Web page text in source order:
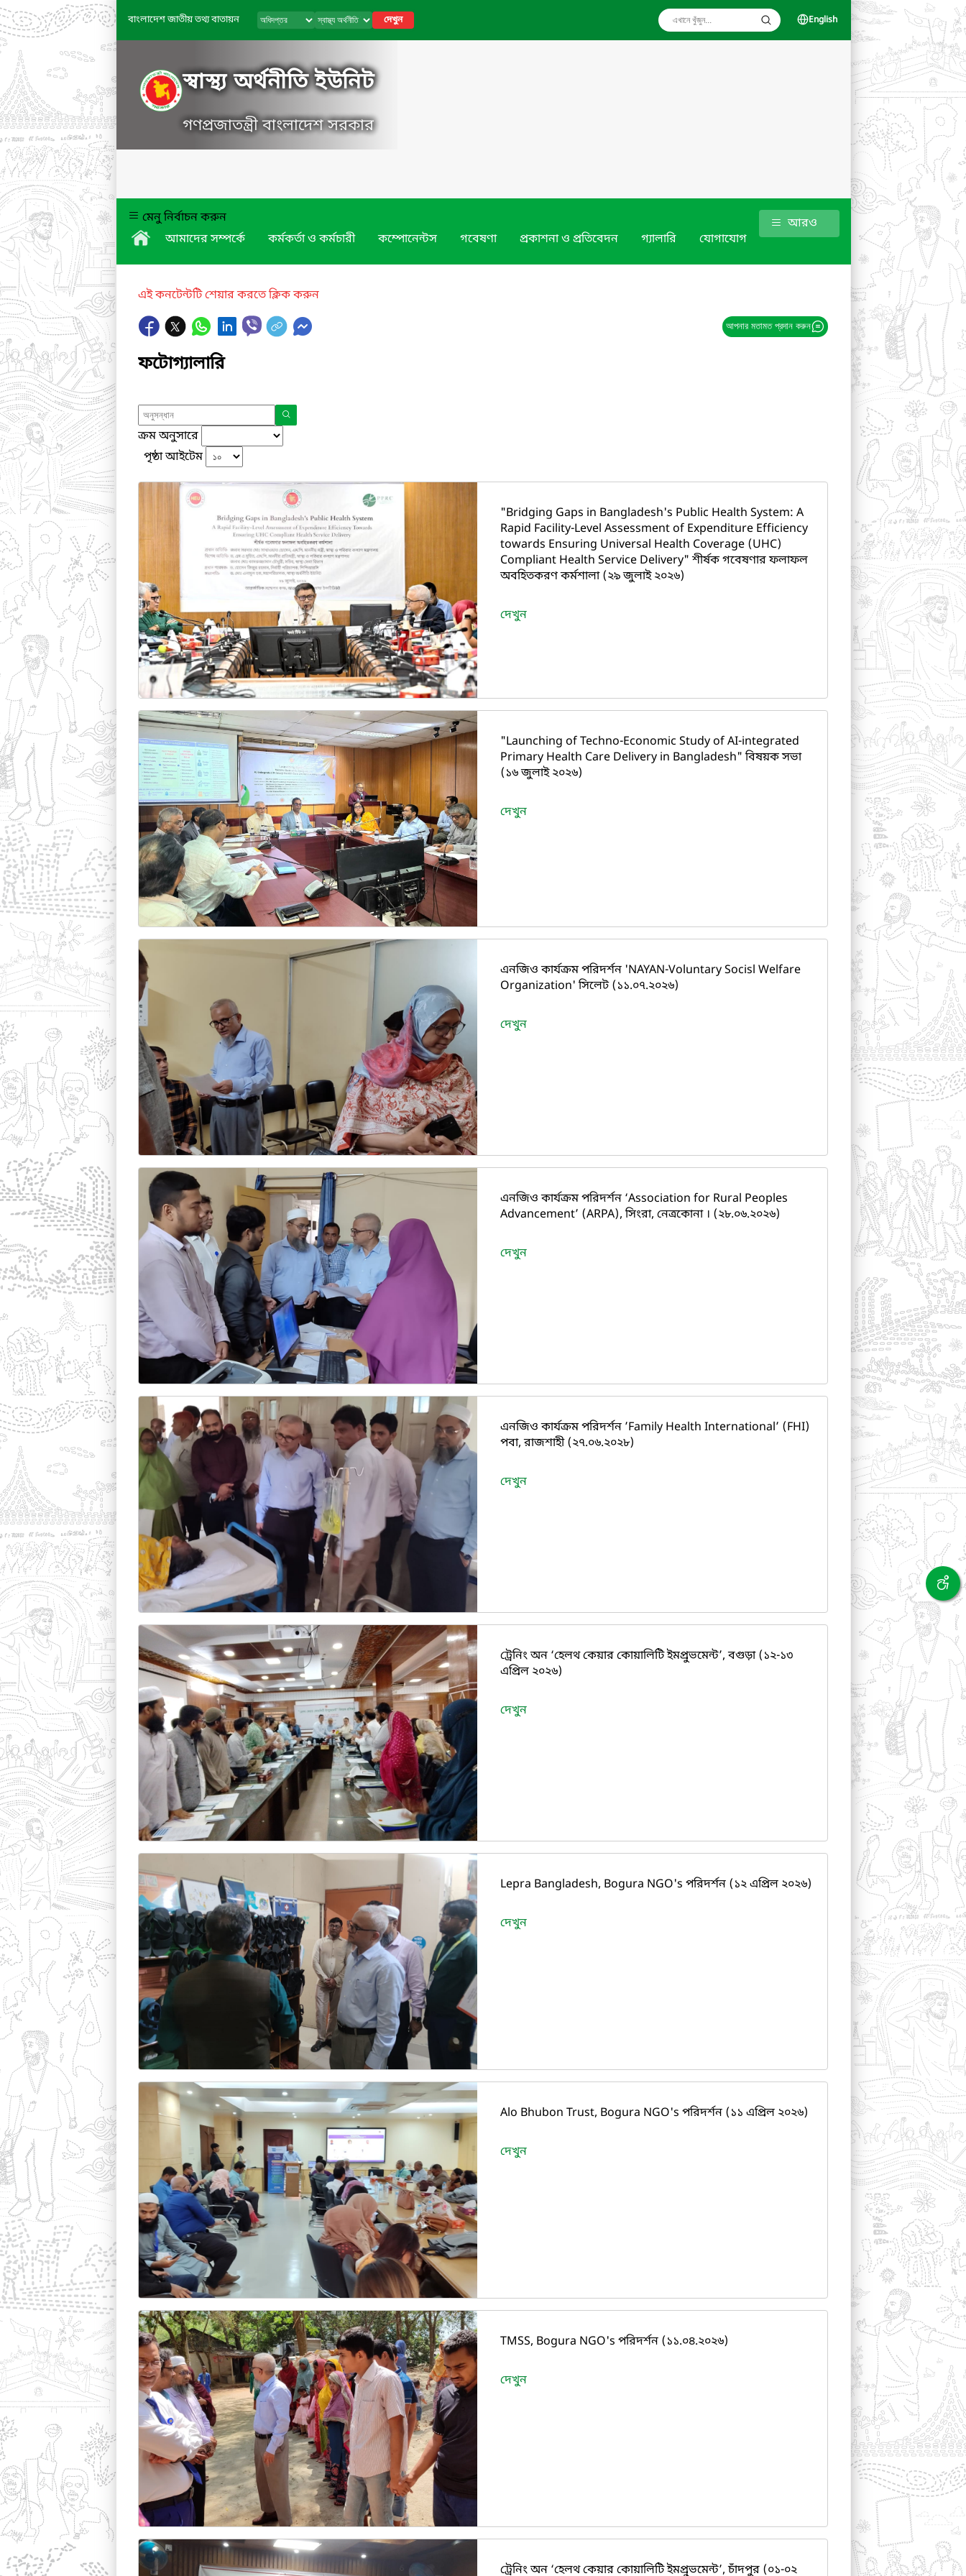
বাংলাদেশ জাতীয় তথ্য বাতায়ন দেখুন English
স্বাস্থ্য অর্থনীতি ইউনিট
গণপ্রজাতন্ত্রী বাংলাদেশ সরকার
মেনু নির্বাচন করুন
আমাদের সম্পর্কে
কর্মকর্তা ও কর্মচারী কম্পোনেন্টস গবেষণা প্রকাশনা ও প্রতিবেদন গ্যালারি যোগাযোগ
আরও
এই কনটেন্টটি শেয়ার করতে ক্লিক করুন
আপনার মতামত প্রদান করুন
ফটোগ্যালারি
ক্রম অনুসারে
পৃষ্ঠা আইটেম
"Bridging Gaps in Bangladesh's Public Health System: A
Rapid Facility-Level Assessment of Expenditure Efficiency
towards Ensuring Universal Health Coverage (UHC)
Compliant Health Service Delivery" শীর্ষক গবেষণার ফলাফল
অবহিতকরণ কর্মশালা (২৯ জুলাই ২০২৬)
দেখুন
"Launching of Techno-Economic Study of AI-integrated
Primary Health Care Delivery in Bangladesh" বিষয়ক সভা
(১৬ জুলাই ২০২৬)
দেখুন
এনজিও কার্যক্রম পরিদর্শন 'NAYAN-Voluntary Socisl Welfare
Organization' সিলেট (১১.০৭.২০২৬)
দেখুন
এনজিও কার্যক্রম পরিদর্শন ‘Association for Rural Peoples
Advancement’ (ARPA), সিংরা, নেত্রকোনা । (২৮.০৬.২০২৬)
দেখুন
এনজিও কার্যক্রম পরিদর্শন ’Family Health International’ (FHI)
পবা, রাজশাহী (২৭.০৬.২০২৮)
দেখুন
ট্রেনিং অন ‘হেলথ কেয়ার কোয়ালিটি ইমপ্রুভমেন্ট’, বগুড়া (১২-১৩
এপ্রিল ২০২৬)
দেখুন
Lepra Bangladesh, Bogura NGO's পরিদর্শন (১২ এপ্রিল ২০২৬)
দেখুন
Alo Bhubon Trust, Bogura NGO's পরিদর্শন (১১ এপ্রিল ২০২৬)
দেখুন
TMSS, Bogura NGO's পরিদর্শন (১১.০৪.২০২৬)
দেখুন
ট্রেনিং অন ‘হেলথ কেয়ার কোয়ালিটি ইমপ্রুভমেন্ট’, চাঁদপুর (০১-০২